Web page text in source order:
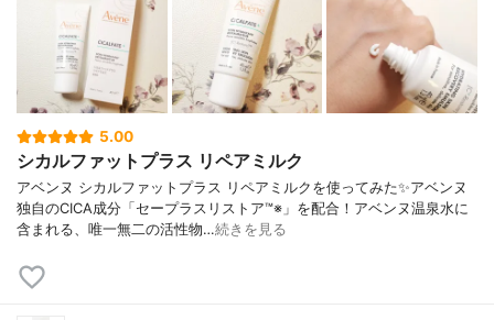
5.00
シカルファットプラス リペアミルク
アベンヌ シカルファットプラス リペアミルクを使ってみた✨アベンヌ
独自のCICA成分「セープラスリストア™※」を配合！アベンヌ温泉水に
含まれる、唯一無二の活性物…続きを見る